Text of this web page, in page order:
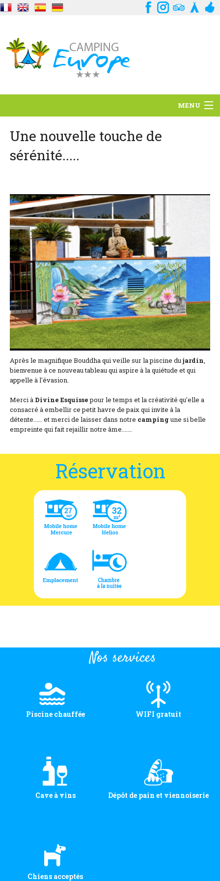
MENU
Situation
Ambiance
Contact
Coordonnées et accès
Formulaire de contact
Documentations
Actualités
Mobile home et tarifs
Emplacement et tarifs
Chambre à la nuitée et tarifs
Une nouvelle touche de
sérénité.....
Après le magnifique Bouddha qui veille sur la piscine du jardin
bienvenue à ce nouveau tableau qui aspire à la quiétude et qui
appelle à l'évasion.
Merci à Divine Esquissepour le temps et la créativité qu'elle a
consacré à embellir ce petit havre de paix qui invite à la
détente...... et merci de laisser dans notre camping une si belle
empreinte qui fait rejaillir notre âme.......
Réservation
Nos services
Piscine chauffée WIFI gratuit
Cave à vins Dépôt de pain et viennoiserie
Chiens acceptés